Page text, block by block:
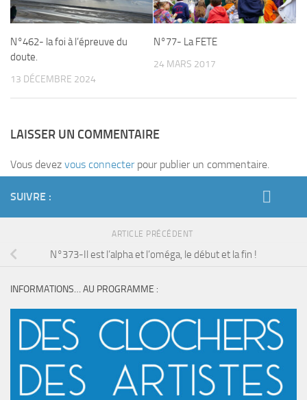
N°462- la foi à l’épreuve du
doute.
13 DÉCEMBRE 2024
N°77- La FETE
24 MARS 2017
LAISSER UN COMMENTAIRE
Vous devez vous connecterpour publier un commentaire.
SUIVRE :
ARTICLE PRÉCÉDENT
N°373-Il est l’alpha et l’oméga, le début et la fin !
INFORMATIONS… AU PROGRAMME :